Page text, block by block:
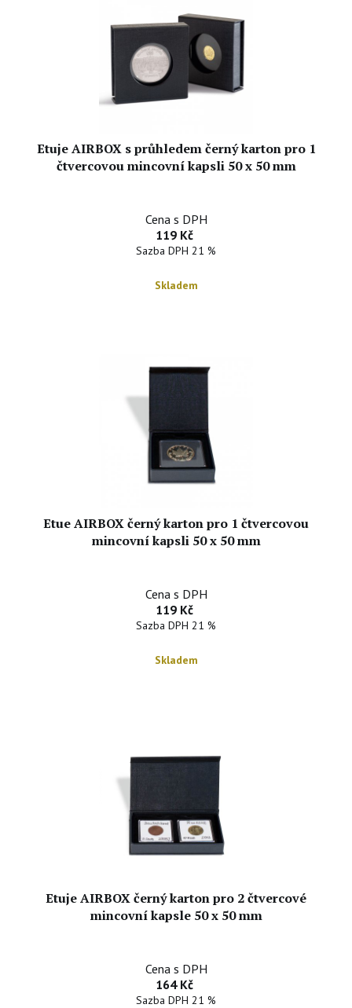
Etuje AIRBOX s průhledem černý karton pro 1
čtvercovou mincovní kapsli 50 x 50 mm
Cena s DPH
119 Kč
Sazba DPH 21 %
Skladem
Etue AIRBOX černý karton pro 1 čtvercovou
mincovní kapsli 50 x 50 mm
Cena s DPH
119 Kč
Sazba DPH 21 %
Skladem
Etuje AIRBOX černý karton pro 2 čtvercové
mincovní kapsle 50 x 50 mm
Cena s DPH
164 Kč
Sazba DPH 21 %